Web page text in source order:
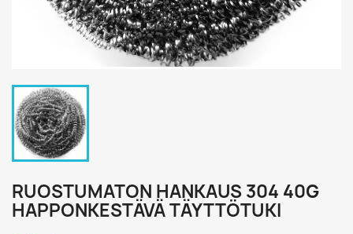
RUOSTUMATON HANKAUS 304 40G
HAPPONKESTÄVÄ TÄYTTÖTUKI